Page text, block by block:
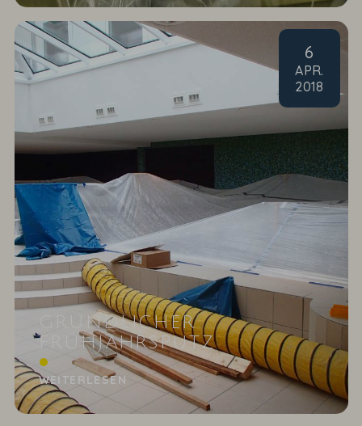
6
APR.
2018
GRÜNDLICHER
FRÜHJAHRSPUTZ
im DAS AHLBECK HOTEL & SPA Gerade die Dinge,
die jeden Tag benutzt werden, brauchen ganz
besonders viel...
WEITERLESEN